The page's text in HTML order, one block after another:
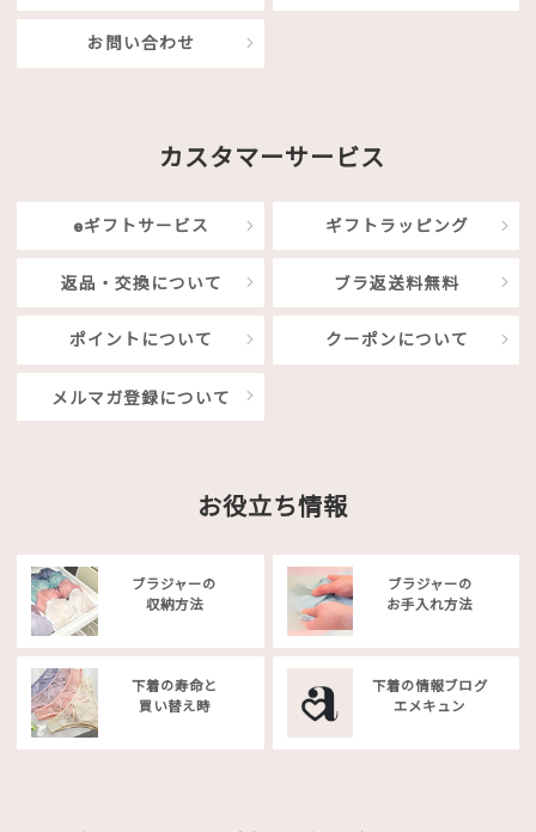
お問い合わせ
カスタマーサービス
eギフトサービス ギフトラッピング
返品・交換について ブラ返送料無料
ポイントについて クーポンについて
メルマガ登録について
お役立ち情報
ブラジャーの
収納方法
ブラジャーの
お手入れ方法
下着の寿命と
買い替え時
下着の情報ブログ
エメキュン